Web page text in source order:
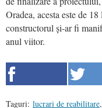
Oradea, acesta este de
constructorul și-ar fi
anul viitor.
Taguri: lucrari de reabilitare,